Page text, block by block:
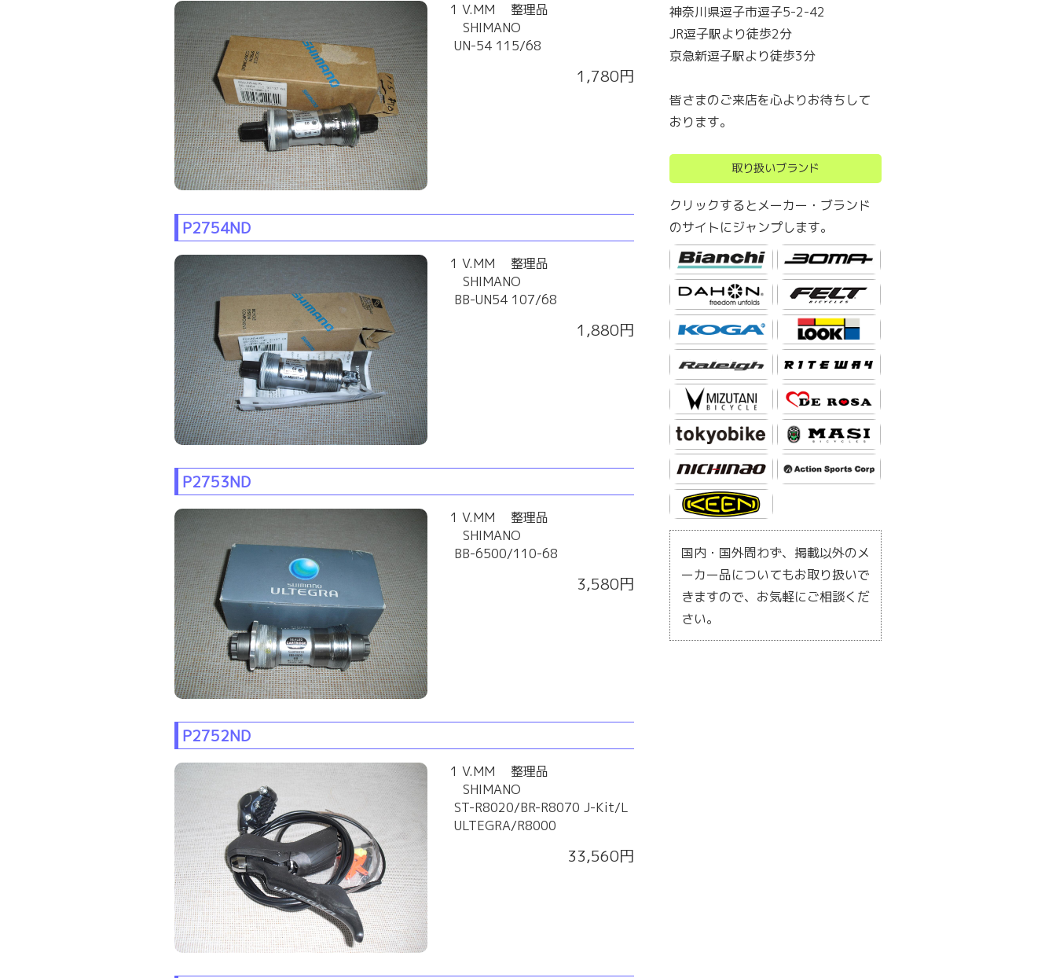
1 V.MM 整理品
SHIMANO
UN-54 115/68
1,780円
P2754ND
1 V.MM 整理品
SHIMANO
BB-UN54 107/68
1,880円
P2753ND
1 V.MM 整理品
SHIMANO
BB-6500/110-68
3,580円
P2752ND
1 V.MM 整理品
SHIMANO
ST-R8020/BR-R8070 J-Kit/L
ULTEGRA/R8000
33,560円
神奈川県逗子市逗子5-2-42
JR逗子駅より徒歩2分
京急新逗子駅より徒歩3分
皆さまのご来店を心よりお待ちして
おります。
取り扱いブランド
クリックするとメーカー・ブランド
のサイトにジャンプします。
国内・国外問わず、掲載以外のメ
ーカー品についてもお取り扱いで
きますので、お気軽にご相談くだ
さい。